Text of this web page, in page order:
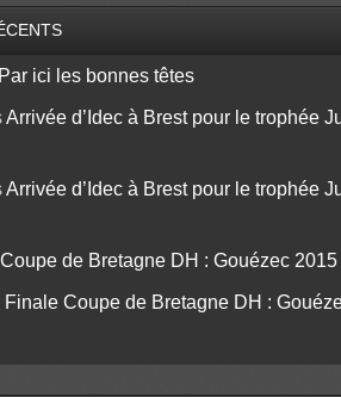
Par ici les bonnes têtes
Arrivée d’Idec à Brest pour le trophée
Arrivée d’Idec à Brest pour le trophée
de Bretagne DH : Gouézec 2015
Finale Coupe de Bretagne DH :